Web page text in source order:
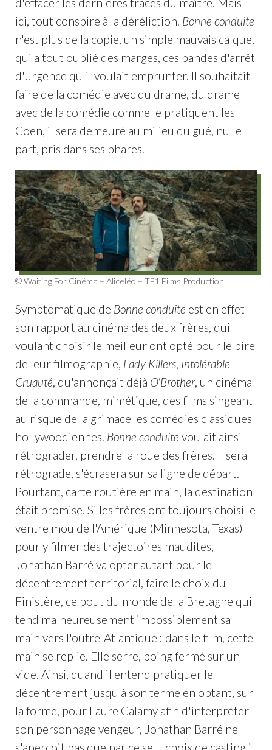
ici, tout conspire à la déréliction. Bonne conduite
n'est plus de la copie, un simple mauvais calque,
qui a tout oublié des marges, ces bandes d'arrêt
d'urgence qu'il voulait emprunter. Il souhaitait
faire de la comédie avec du drame, du drame
avec de la comédie comme le pratiquent les
Coen, il sera demeuré au milieu du gué, nulle
part, pris dans ses phares.
© Waiting For Cinéma – Aliceléo – TF1 Films Production
Symptomatique de Bonne conduite est en effet
son rapport au cinéma des deux frères, qui
voulant choisir le meilleur ont opté pour le pire
de leur filmographie, Lady Killers, Intolérable
Cruauté, qu'annonçait déjà O'Brother, un cinéma
de la commande, mimétique, des films singeant
au risque de la grimace les comédies classiques
hollywoodiennes. Bonne conduite voulait ainsi
rétrograder, prendre la roue des frères. Il sera
rétrograde, s'écrasera sur sa ligne de départ.
Pourtant, carte routière en main, la destination
était promise. Si les frères ont toujours choisi le
ventre mou de l'Amérique (Minnesota, Texas)
pour y filmer des trajectoires maudites,
Jonathan Barré va opter autant pour le
décentrement territorial, faire le choix du
Finistère, ce bout du monde de la Bretagne qui
tend malheureusement impossiblement sa
main vers l'outre-Atlantique : dans le film, cette
main se replie. Elle serre, poing fermé sur un
vide. Ainsi, quand il entend pratiquer le
décentrement jusqu'à son terme en optant, sur
la forme, pour Laure Calamy afin d'interpréter
son personnage vengeur, Jonathan Barré ne
s'aperçoit pas que par ce seul choix de casting il